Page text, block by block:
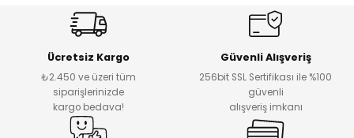
Ücretsiz Kargo
₺2.450 ve üzeri tüm
siparişlerinizde
kargo bedava!
Güvenli Alışveriş
256bit SSL Sertifikası ile %100
güvenli
alışveriş imkanı